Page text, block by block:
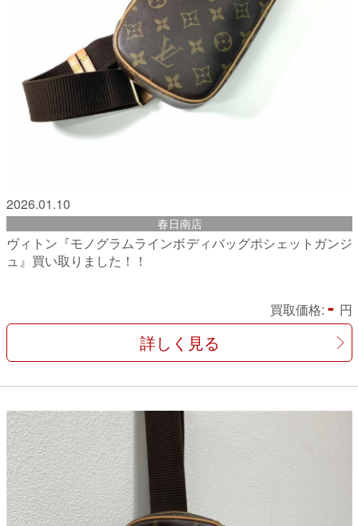
2026.01.10
春日南店
ヴィトン『モノグラムラインボディバッグポシェットガンジ
ュ』買い取りました！！
買取価格: - 円
詳しく見る